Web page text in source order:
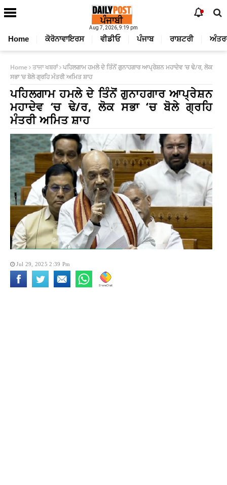
Aug 7, 2026, 9:19 pm
Home ਕੋਰੋਨਾਵਾਇਰਸ ਵੀਡੀਓ ਪੰਜਾਬ ਰਾਸ਼ਟਰੀ
Home ਤਾਜਾ ਖਬਰਾਂ ਪਹਿਲਗਾਮ ਹਮਲੇ ਦੇ ਤਿੰਨੋਂ ਗੁਨਾਹਗਾਰ ਆਪ੍ਰੇਸ਼ਨ ਮਹਾਦੇਵ ‘ਚ ਢੇ/ਰ, ਲੋਕ
ਸਭਾ ‘ਚ ਬੋਲੇ ਗ੍ਰਹਿ ਮੰਤਰੀ ਅਮਿਤ ਸ਼ਾਹ
ਪਹਿਲਗਾਮ ਹਮਲੇ ਦੇ ਤਿੰਨੋਂ ਗੁਨਾਹਗਾਰ ਆਪ੍ਰੇਸ਼ਨ
ਮਹਾਦੇਵ ‘ਚ ਢੇ/ਰ, ਲੋਕ ਸਭਾ ‘ਚ ਬੋਲੇ ਗ੍ਰਹਿ
ਮੰਤਰੀ ਅਮਿਤ ਸ਼ਾਹ
Jul 29, 2025 2:39 Pm